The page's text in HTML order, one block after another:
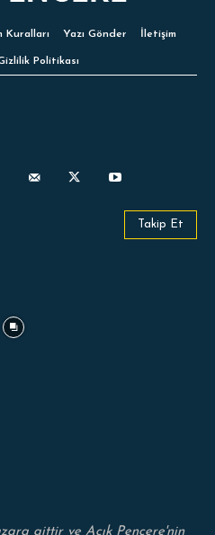
Kuralları Yazı Gönder İletişim
Politikası
Takip Et
aittir ve Açık Pencere'nin